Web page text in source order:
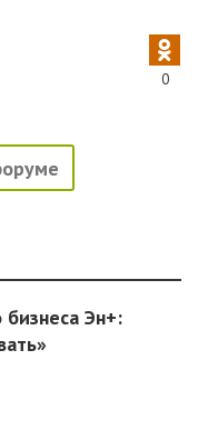
0
бизнеса Эн+: